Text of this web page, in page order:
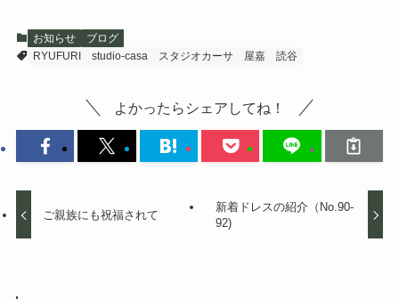
お知らせ
ブログ
RYUFURI
studio-casa スタジオカーサ 屋嘉 読谷
よかったらシェアしてね！
ご親族にも祝福されて
新着ドレスの紹介（No.90-
92)